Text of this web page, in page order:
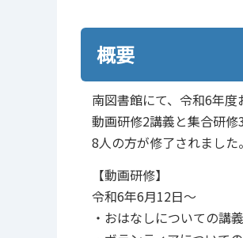
概要
南図書館にて、令和6年度
動画研修2講義と集合研修
8⼈の⽅が修了されました。
【動画研修】
令和6年6⽉12⽇〜
‧おはなしについての講義